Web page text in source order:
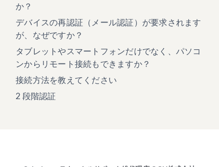
か？
デバイスの再認証（メール認証）が要求されます
が、なぜですか？
タブレットやスマートフォンだけでなく、パソコ
ンからリモート接続もできますか？
接続方法を教えてください
2 段階認証